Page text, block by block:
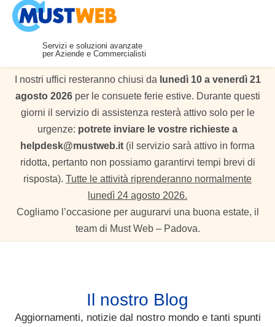
Servizi e soluzioni avanzate
per Aziende e Commercialisti
I nostri uffici resteranno chiusi da lunedì 10 a venerdì 21
agosto 2026 per le consuete ferie estive. Durante questi
giorni il servizio di assistenza resterà attivo solo per le
urgenze: potrete inviare le vostre richieste a
helpdesk@mustweb.it (il servizio sarà attivo in forma
ridotta, pertanto non possiamo garantirvi tempi brevi di
risposta). Tutte le attività riprenderanno normalmente
lunedì 24 agosto 2026.
Cogliamo l’occasione per augurarvi una buona estate, il
team di Must Web – Padova.
Il nostro Blog
Aggiornamenti, notizie dal nostro mondo e tanti spunti